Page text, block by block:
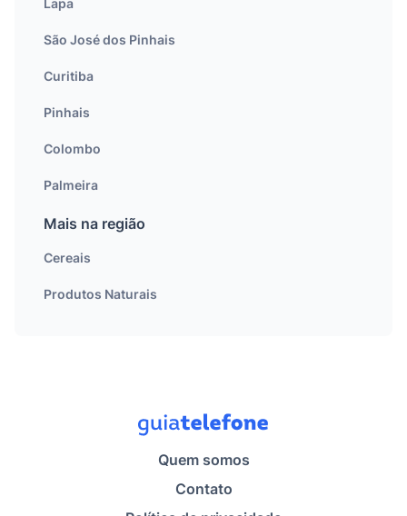
Lapa
São José dos Pinhais
Curitiba
Pinhais
Colombo
Palmeira
Mais na região
Cereais
Produtos Naturais
Quem somos
Contato